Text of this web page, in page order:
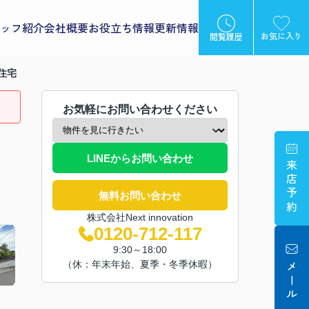
フ紹介会社概要お役立ち情報更新情報
閲覧履歴 お気に入り
来店予約
メール
宅
お気軽にお問い合わせください
LINEからお問い合わせ
無料お問い合わせ
株式会社Next innovation
0120-712-117
9:30～18:00
（休：年末年始、夏季・冬季休暇）